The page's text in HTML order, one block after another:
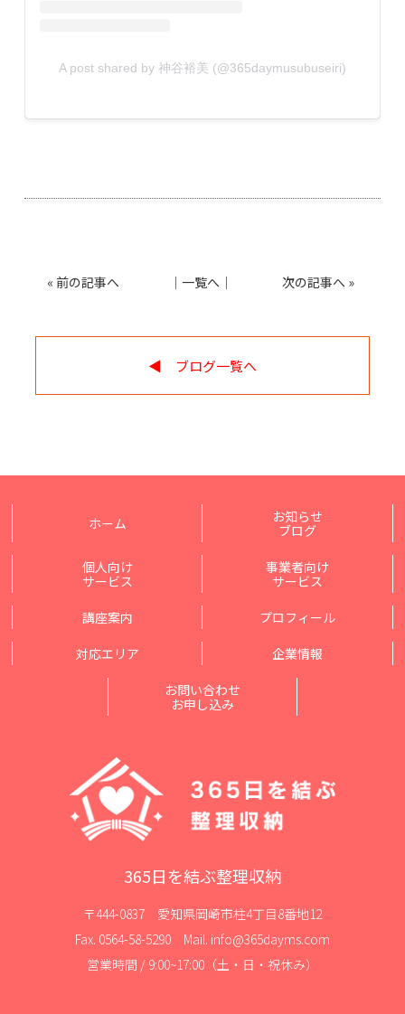
A post shared by 神谷裕美 (@365daymusubuseiri)
« 前の記事へ │ 一覧へ │ 次の記事へ »
◀︎ ブログ一覧へ
ホーム
お知らせ
ブログ
個人向け
サービス
事業者向け
サービス
講座案内
プロフィール
対応エリア
企業情報
お問い合わせ
お申し込み
365日を結ぶ整理収納
〒444-0837 愛知県岡崎市柱4丁目8番地12
Fax. 0564-58-5290 Mail. info@365dayms.com
営業時間 / 9:00~17:00（土・日・祝休み）